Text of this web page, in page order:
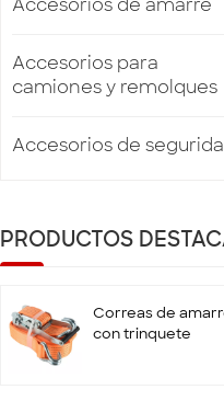
Accesorios de amarre
Accesorios para
camiones y remolques
Accesorios de
PRODUCTOS
Correas de
con trinquete